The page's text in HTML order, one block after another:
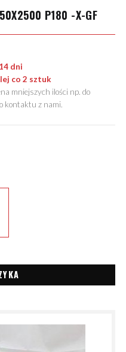
P180 -X-GF
dni
co 2 sztuk
mniejszych ilości np. do
kontaktu z nami.